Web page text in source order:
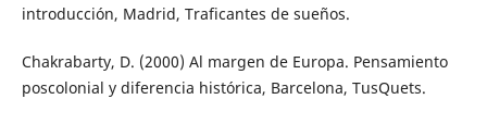
introducción, Madrid, Traficantes de sueños.
Chakrabarty, D. (2000) Al margen de Europa. Pensamiento
poscolonial y diferencia histórica, Barcelona, TusQuets.